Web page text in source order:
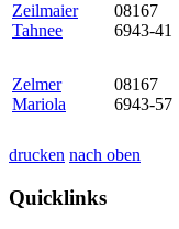
Zeilmaier
Tahnee
08167
6943-41
Zelmer
Mariola
08167
6943-57
drucken nach oben
Quicklinks